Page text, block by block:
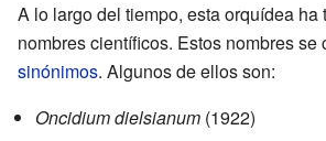
A lo largo del tiempo, esta orquídea ha
nombres científicos. Estos nombres se
sinónimos. Algunos de ellos son:
Oncidium dielsianum (1922)